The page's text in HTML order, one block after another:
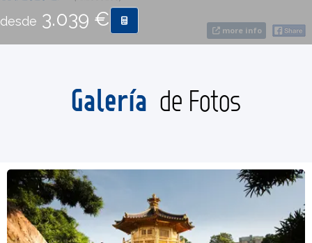
more info
desde 3.039 €
Galería de Fotos